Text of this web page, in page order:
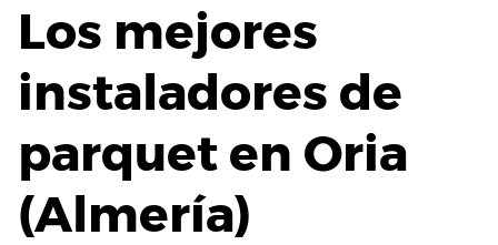
Los mejores
instaladores de
parquet en Oria
(Almería)